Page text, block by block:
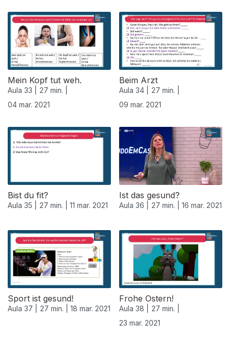
Mein Kopf tut weh.
Aula 33 |
27 min. |
04 mar. 2021
Beim Arzt
Aula 34 |
27 min. |
09 mar. 2021
Bist du fit?
Aula 35 | 27 min. | 11 mar. 2021
Ist das gesund?
Aula 36 | 27 min. | 16 mar. 2021
530874
Sport ist gesund!
Aula 37 | 27 min. | 18 mar. 2021
Frohe Ostern!
Aula 38 |
27 min. |
23 mar. 2021